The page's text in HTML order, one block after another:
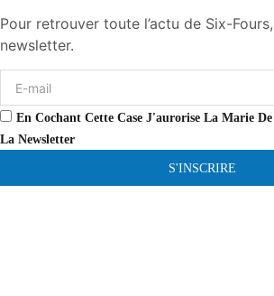
Pour retrouver toute l’actu de Six-
newsletter.
En Cochant Cette Case J'aurorise La Marie
La Newsletter
S'INSCRIRE